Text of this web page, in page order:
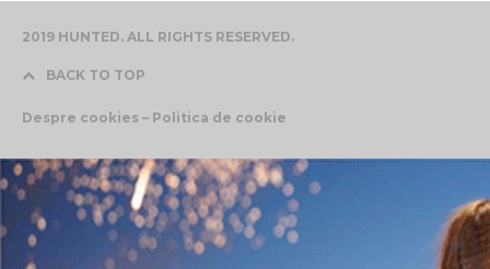
2019 HUNTED. ALL RIGHTS RESERVED.
BACK TO TOP
Despre cookies – Politica de cookie